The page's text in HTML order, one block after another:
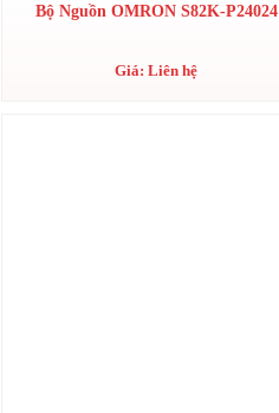
Bộ Nguồn OMRON S82K-P24024
Giá: Liên hệ